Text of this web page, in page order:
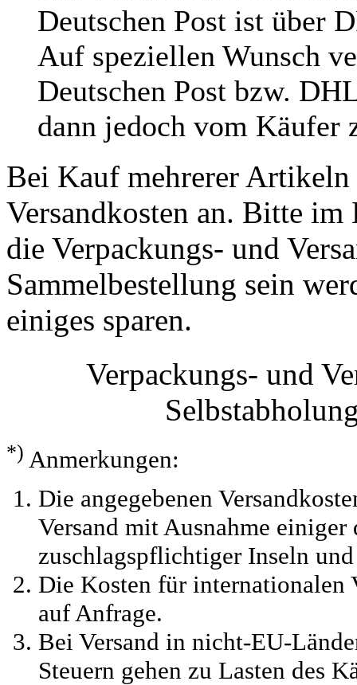
Deutschen Post ist über
Auf speziellen Wunsch
Deutschen Post bzw.
dann jedoch vom Käufer
Bei Kauf mehrerer
Versandkosten an. Bitte
die Verpackungs- und
Sammelbestellung sein
einiges sparen.
Verpackungs- und
*) Anmerkungen:
Die angegebenen
Versand mit Ausnahme
zuschlagspflichtiger Inseln
Die Kosten für
auf Anfrage.
Bei Versand in nicht-EU-
Steuern gehen zu Lasten des